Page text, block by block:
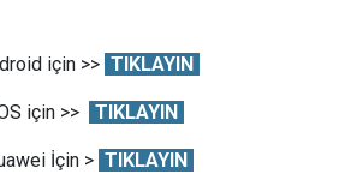
için >> TIKLAYIN
için >> TIKLAYIN
İçin > TIKLAYIN